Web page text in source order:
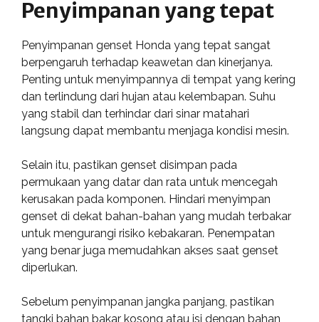
Penyimpanan yang tepat
Penyimpanan genset Honda yang tepat sangat
berpengaruh terhadap keawetan dan kinerjanya.
Penting untuk menyimpannya di tempat yang kering
dan terlindung dari hujan atau kelembapan. Suhu
yang stabil dan terhindar dari sinar matahari
langsung dapat membantu menjaga kondisi mesin.
Selain itu, pastikan genset disimpan pada
permukaan yang datar dan rata untuk mencegah
kerusakan pada komponen. Hindari menyimpan
genset di dekat bahan-bahan yang mudah terbakar
untuk mengurangi risiko kebakaran. Penempatan
yang benar juga memudahkan akses saat genset
diperlukan.
Sebelum penyimpanan jangka panjang, pastikan
tangki bahan bakar kosong atau isi dengan bahan